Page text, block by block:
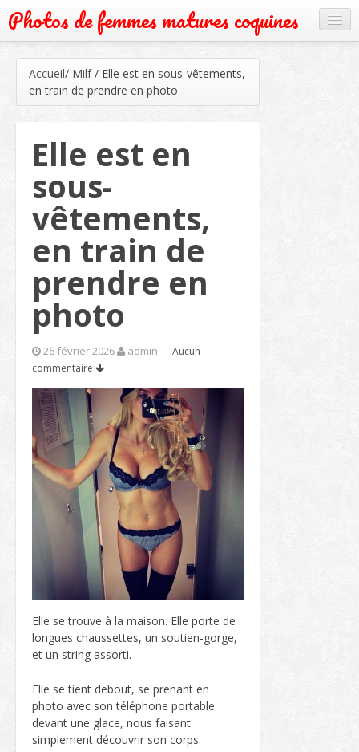
Photos de femmes matures coquines
Grand mère
Milf
Rencontre
Webcam
Accueil/ Milf / Elle est en sous-vêtements,
en train de prendre en photo
Elle est en
sous-
vêtements,
en train de
prendre en
photo
26 février 2026 admin —Aucun
commentaire
Elle se trouve à la maison. Elle porte de
longues chaussettes, un soutien-gorge,
et un string assorti.
Elle se tient debout, se prenant en
photo avec son téléphone portable
devant une glace, nous faisant
simplement découvrir son corps.